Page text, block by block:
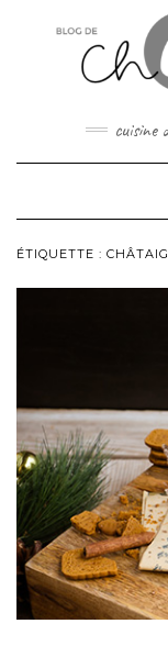
cuisine
ÉTIQUETTE :